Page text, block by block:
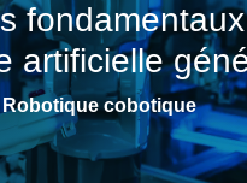
artificielle
cobotique